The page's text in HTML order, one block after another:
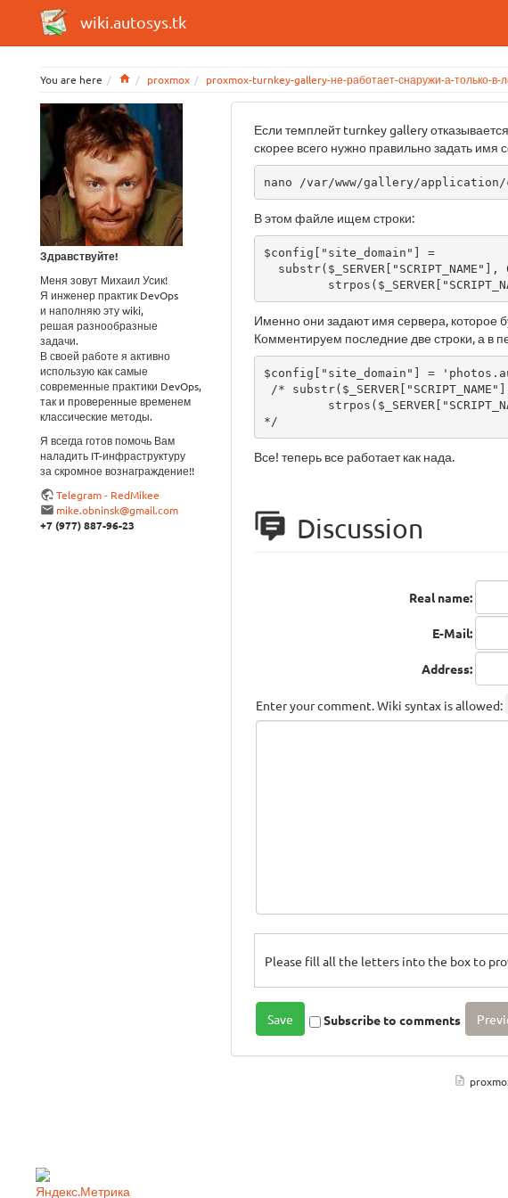
wiki.autosys.tk
You are here Homeproxmox proxmox-turnkey-gallery-не-работает-снаружи-а-только-в-
Здравствуйте!
Меня зовут Михаил Усик!
Я инженер практик DevOps
и наполняю эту wiki,
решая разнообразные
задачи.
В своей работе я активно
использую как самые
современные практики DevOps,
так и проверенные временем
классические методы.
Я всегда готов помочь Вам
наладить IT-инфраструктуру
за скромное вознаграждение!!
Telegram - RedMikee
mike.obninsk@gmail.com
+7 (977) 887-96-23
Если темплейт turnkey gallery
скорее всего нужно правильно задать имя
nano /var/www/gallery/
В этом файле ищем строки:
$config["site_domain"] =
Именно они задают имя сервера, которое
Комментируем последние две строки, а в
$config["site_domain"] =
*/
Все! теперь все работает как нада.
Discussion
Real name:
E-Mail:
Address:
Enter your comment. Wiki syntax is allowed:
Please fill all the letters into the box to
Subscribe to comments